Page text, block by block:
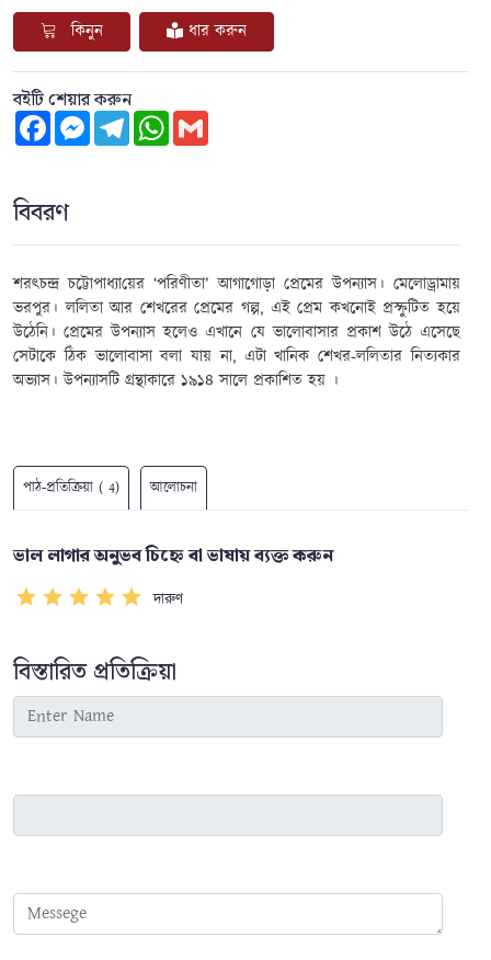
কিনুন ধার করুন
বইটি শেয়ার করুন
FacebookMessengerTelegramWhatsApp
বিবরণ
শরৎচন্দ্র চট্টোপাধ্যায়ের ‘পরিণীতা’আগাগোড়া প্রেমের উপন্যাস।মেলোড্রামায়
ভরপুর।ললিতা আর শেখরের প্রেমের গল্প, এইপ্রেম কখনোই প্রস্ফুটিত হয়ে
উঠেনি।প্রেমের উপন্যাস হলেও এখানে যে ভালোবাসার প্রকাশ উঠে এসেছে
সেটাকে ঠিক ভালোবাসাবলা যায় না, এটা খানিক শেখর-ললিতার নিত্যকার
অভ্যাস। উপন্যাসটি গ্রন্থাকারে ১৯১৪ সালে প্রকাশিত হয় ।
পাঠ-প্রতিক্রিয়া ( 4) আলোচনা
ভাল লাগার অনুভব চিহ্নে বা ভাষায় ব্যক্ত করুন
দারুণ
বিস্তারিত প্রতিক্রিয়া